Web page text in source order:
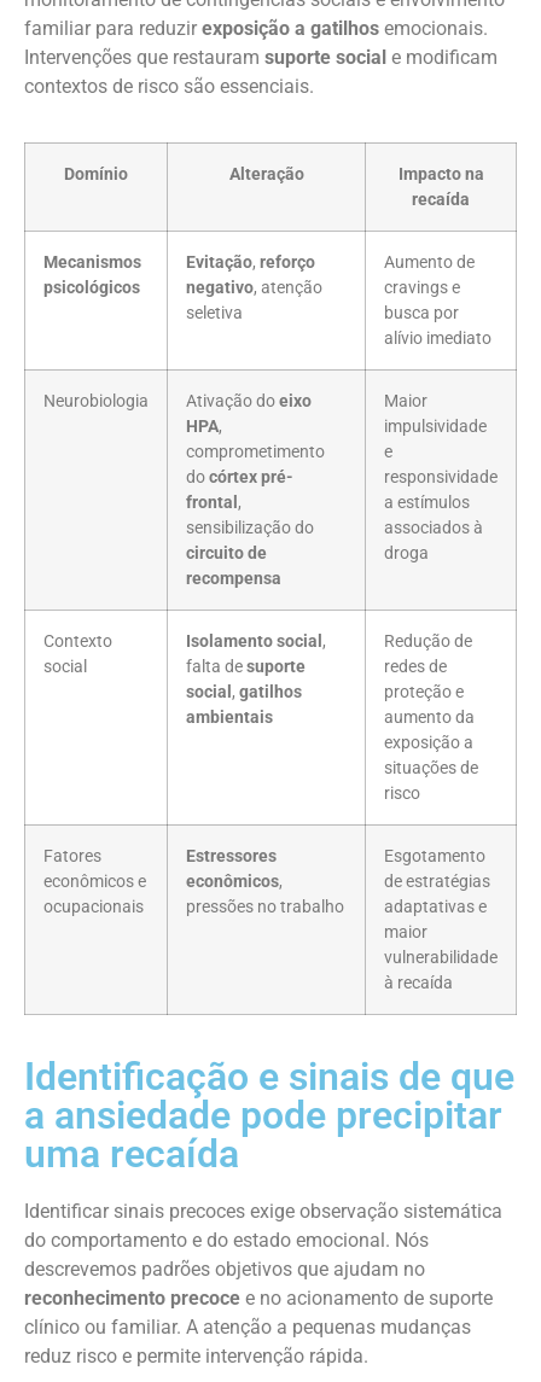
familiar para reduzir exposição a gatilhos emocionais.
Intervenções que restauram suporte social e modificam
contextos de risco são essenciais.
Domínio Alteração
Impacto na
recaída
Mecanismos
psicológicos
Evitação, reforço
negativo, atenção
seletiva
Aumento de
cravings e
busca por
alívio imediato
Neurobiologia Ativação doeixo
HPA,
comprometimento
docórtex pré-
frontal ,
sensibilização do
circuito de
recompensa
Maior
impulsividade
e
responsividade
a estímulos
associados à
droga
Contexto
social
Isolamento social ,
falta desuporte
social , gatilhos
ambientais
Redução de
redes de
proteção e
aumento da
exposição a
situações de
risco
Fatores
econômicos e
ocupacionais
Estressores
econômicos,
pressões no trabalho
Esgotamento
de estratégias
adaptativas e
maior
vulnerabilidade
à recaída
Identificação e sinais de que
a ansiedade pode precipitar
uma recaída
Identificar sinais precoces exige observação sistemática
do comportamento e do estado emocional. Nós
descrevemos padrões objetivos que ajudam no
reconhecimento precoce e no acionamento de suporte
clínico ou familiar. A atenção a pequenas mudanças
reduz risco e permite intervenção rápida.